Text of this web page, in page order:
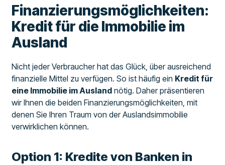
Finanzierungsmöglichkeiten:
Kredit für die Immobilie im
Ausland
Nicht jeder Verbraucher hat das Glück, über ausreichend
finanzielle Mittel zu verfügen. So ist häufig ein Kredit für
eine Immobilie im Ausland nötig. Daher präsentieren
wir Ihnen die beiden Finanzierungsmöglichkeiten, mit
denen Sie Ihren Traum von der Auslandsimmobilie
verwirklichen können.
Option 1: Kredite von Banken in